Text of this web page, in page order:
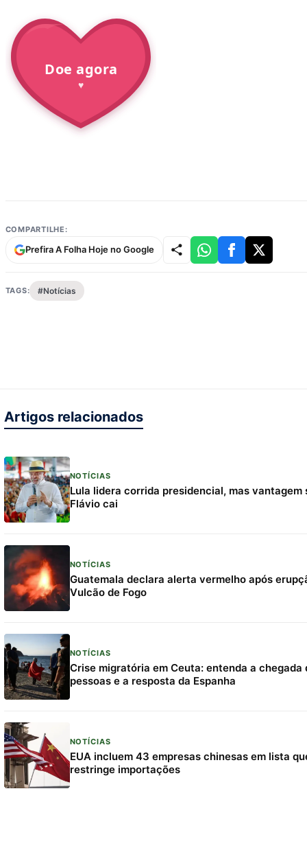
Doe agora
♥
COMPARTILHE:
Prefira A Folha Hoje no Google
TAGS: #Notícias
Artigos relacionados
NOTÍCIAS
Lula lidera corrida presidencial, mas vantagem
Flávio cai
NOTÍCIAS
Guatemala declara alerta vermelho após
Vulcão de Fogo
NOTÍCIAS
Crise migratória em Ceuta: entenda a chegada
pessoas e a resposta da Espanha
NOTÍCIAS
EUA incluem 43 empresas chinesas em lista
restringe importações